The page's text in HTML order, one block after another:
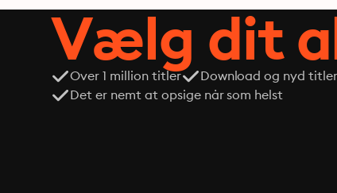
Vælg dit
Over 1 million titler Download og nyd
Det er nemt at opsige når som helst